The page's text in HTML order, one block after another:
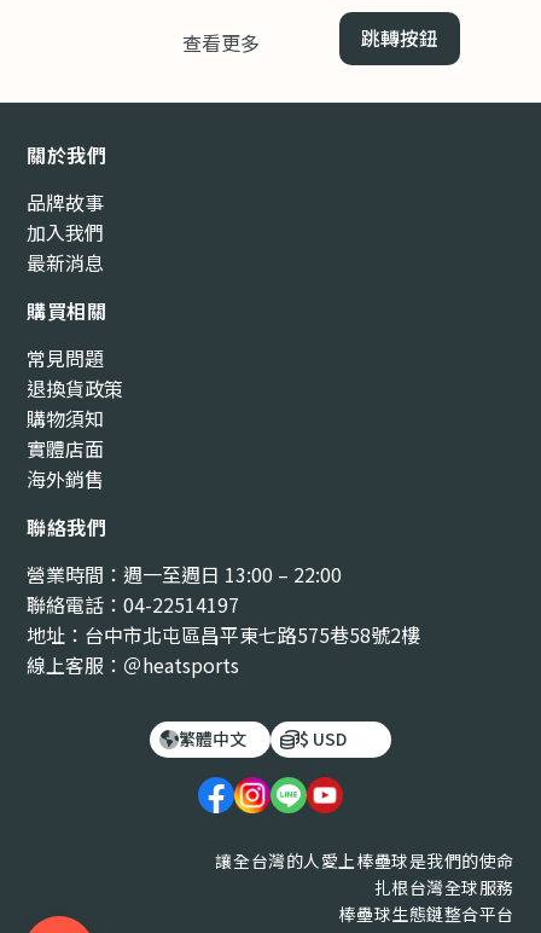
查看更多
跳轉按鈕
關於我們
品牌故事
加入我們
最新消息
購買相關
常見問題
退換貨政策
購物須知
實體店面
海外銷售
聯絡我們
營業時間：週一至週日 13:00 – 22:00
聯絡電話：04-22514197
地址：台中市北屯區昌平東七路575巷58號2樓
線上客服：＠heatsports
繁體中文 $ USD
讓全台灣的人愛上棒壘球是我們的使命
扎根台灣全球服務
棒壘球生態鏈整合平台